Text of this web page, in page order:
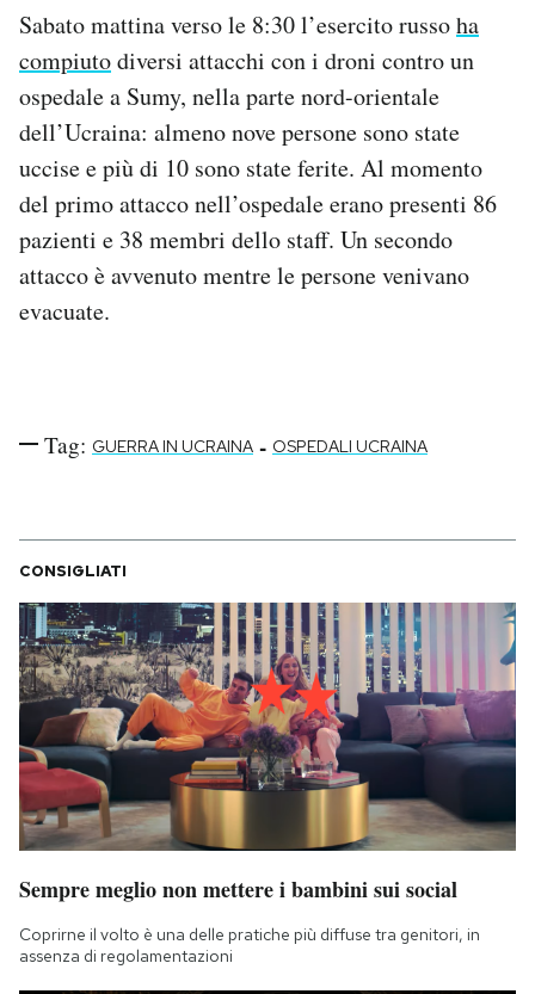
SHOP
CALENDARIO
AREA PERSONALE
Area Personale
Newsletter
Sabato mattina verso le 8:30 l’esercito russoha
compiutodiversi attacchi con i droni contro un
ospedale a Sumy, nella parte nord-orientale
dell’Ucraina: almeno nove persone sono state
uccise e più di 10 sono state ferite. Al momento
del primo attacco nell’ospedale erano presenti 86
pazienti e 38 membri dello staff. Un secondo
attacco è avvenuto mentre le persone venivano
evacuate.
Tag: GUERRA IN UCRAINA - OSPEDALI UCRAINA
CONSIGLIATI
Sempre meglio non mettere i bambini sui social
Coprirne il volto è una delle pratiche più diffuse tra genitori, in
assenza di regolamentazioni